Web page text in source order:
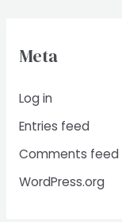
Meta
Log in
Entries feed
Comments feed
WordPress.org